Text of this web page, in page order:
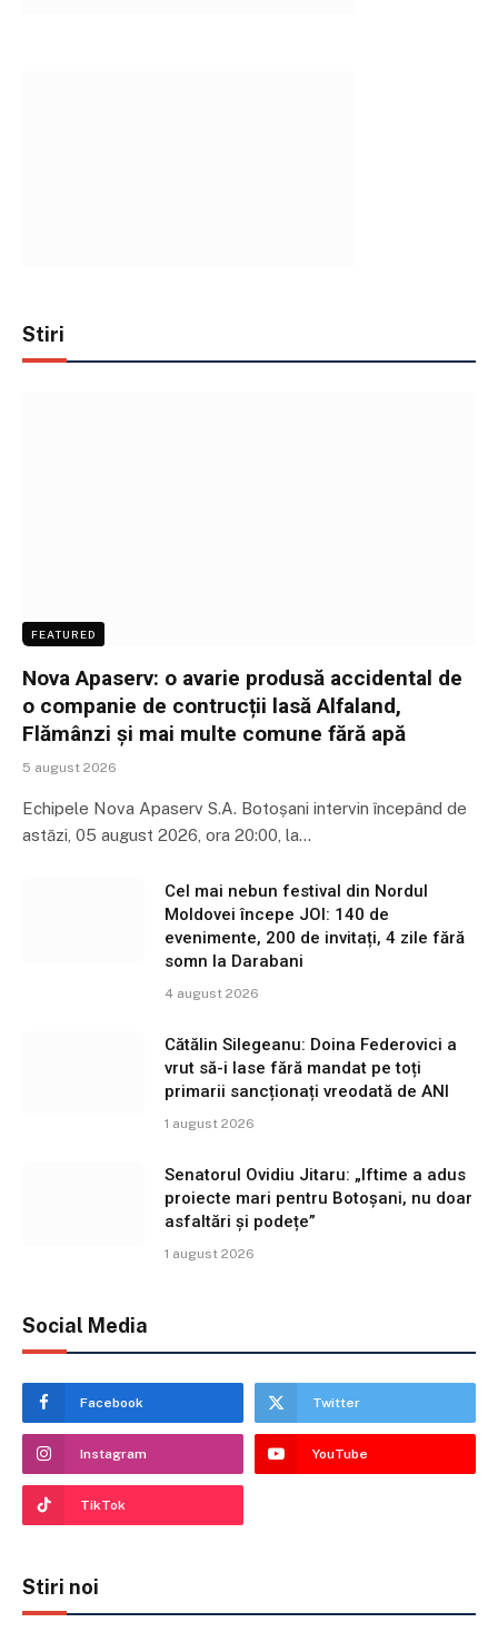
Stiri
FEATURED
Nova Apaserv: o avarie produsă accidental de
o companie de contrucții lasă Alfaland,
Flămânzi și mai multe comune fără apă
5 august 2026
Echipele Nova Apaserv S.A. Botoșani intervin începând de
astăzi, 05 august 2026, ora 20:00, la…
Cel mai nebun festival din Nordul
Moldovei începe JOI: 140 de
evenimente, 200 de invitați, 4 zile fără
somn la Darabani
4 august 2026
Cătălin Silegeanu: Doina Federovici a
vrut să-i lase fără mandat pe toți
primarii sancționați vreodată de ANI
1 august 2026
Senatorul Ovidiu Jitaru: „Iftime a adus
proiecte mari pentru Botoșani, nu doar
asfaltări și podețe”
1 august 2026
Social Media
Facebook Twitter
Instagram YouTube
TikTok
Stiri noi